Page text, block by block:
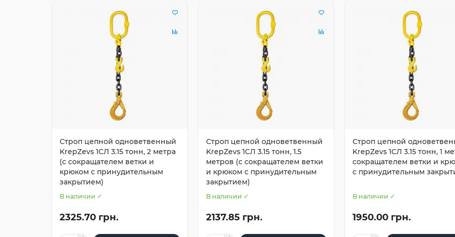
Строп цепной одноветвенный
KrepZevs 1СЛ 3.15 тонн, 2 метра
(с сокращателем ветки и
крюком с принудительным
закрытием)
В наличии ✓
2325.70 грн.
Строп цепной одноветвенный
KrepZevs 1СЛ 3.15 тонн, 1.5
метров (с сокращателем ветки
и крюком с принудительным
закрытием)
В наличии ✓
2137.85 грн.
Строп цепной
KrepZevs 1СЛ 3.15 тонн, 1
сокращателем ветки и
с принудительным
В наличии ✓
1950.00 грн.